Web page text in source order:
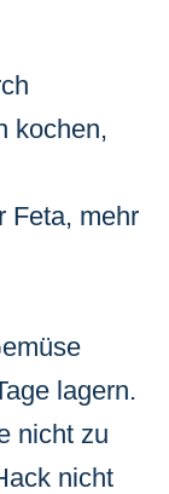
kochen,
Feta, mehr
lagern.
nicht zu
nicht